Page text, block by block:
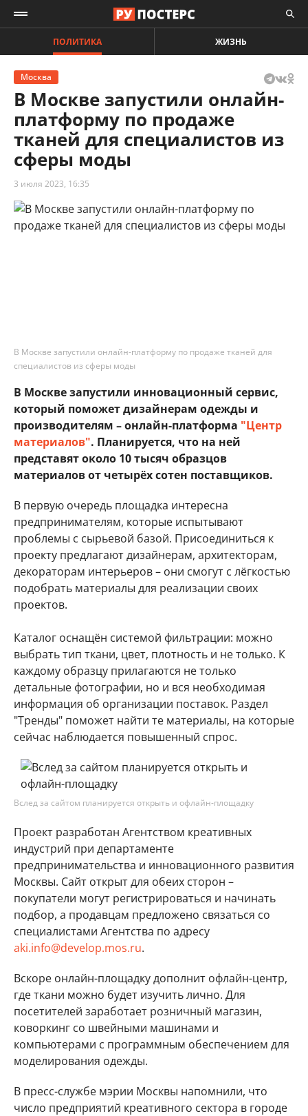
ПОЛИТИКА ЖИЗНЬ
Москва
В Москве запустили онлайн-
платформу по продаже
тканей для специалистов из
сферы моды
3 июля 2023, 16:35
В Москве запустили онлайн-платформу по продаже тканей для
специалистов из сферы моды
В Москве запустили инновационный сервис,
который поможет дизайнерам одежды и
производителям – онлайн-платформа "Центр
материалов". Планируется, что на ней
представят около 10 тысяч образцов
материалов от четырёх сотен поставщиков.
В первую очередь площадка интересна
предпринимателям, которые испытывают
проблемы с сырьевой базой. Присоединиться к
проекту предлагают дизайнерам, архитекторам,
декораторам интерьеров – они смогут с лёгкостью
подобрать материалы для реализации своих
проектов.
Каталог оснащён системой фильтрации: можно
выбрать тип ткани, цвет, плотность и не только. К
каждому образцу прилагаются не только
детальные фотографии, но и вся необходимая
информация об организации поставок. Раздел
"Тренды" поможет найти те материалы, на которые
сейчас наблюдается повышенный спрос.
Вслед за сайтом планируется открыть и офлайн-площадку
Проект разработан Агентством креативных
индустрий при департаменте
предпринимательства и инновационного развития
Москвы. Сайт открыт для обеих сторон –
покупатели могут регистрироваться и начинать
подбор, а продавцам предложено связаться со
специалистами Агентства по адресу
aki.info@develop.mos.ru.
Вскоре онлайн-площадку дополнит офлайн-центр,
где ткани можно будет изучить лично. Для
посетителей заработает розничный магазин,
коворкинг со швейными машинами и
компьютерами с программным обеспечением для
моделирования одежды.
В пресс-службе мэрии Москвы напомнили, что
число предприятий креативного сектора в городе